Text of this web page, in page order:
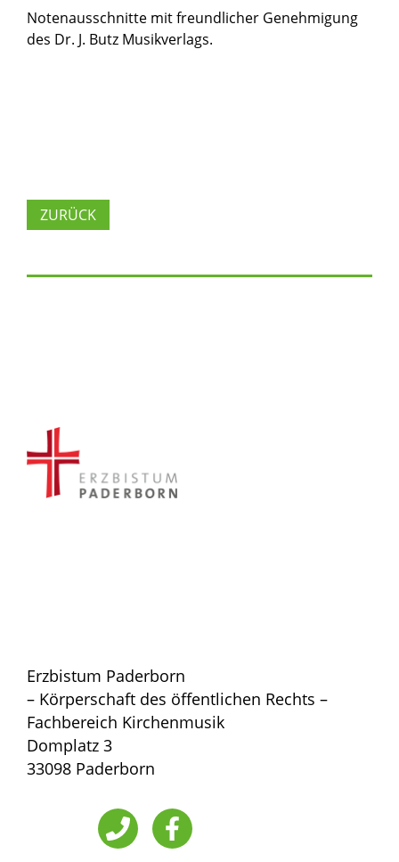
Notenausschnitte mit freundlicher Genehmigung
des Dr. J. Butz Musikverlags.
ZURÜCK
Erzbistum Paderborn
– Körperschaft des öffentlichen Rechts –
Fachbereich Kirchenmusik
Domplatz 3
33098 Paderborn